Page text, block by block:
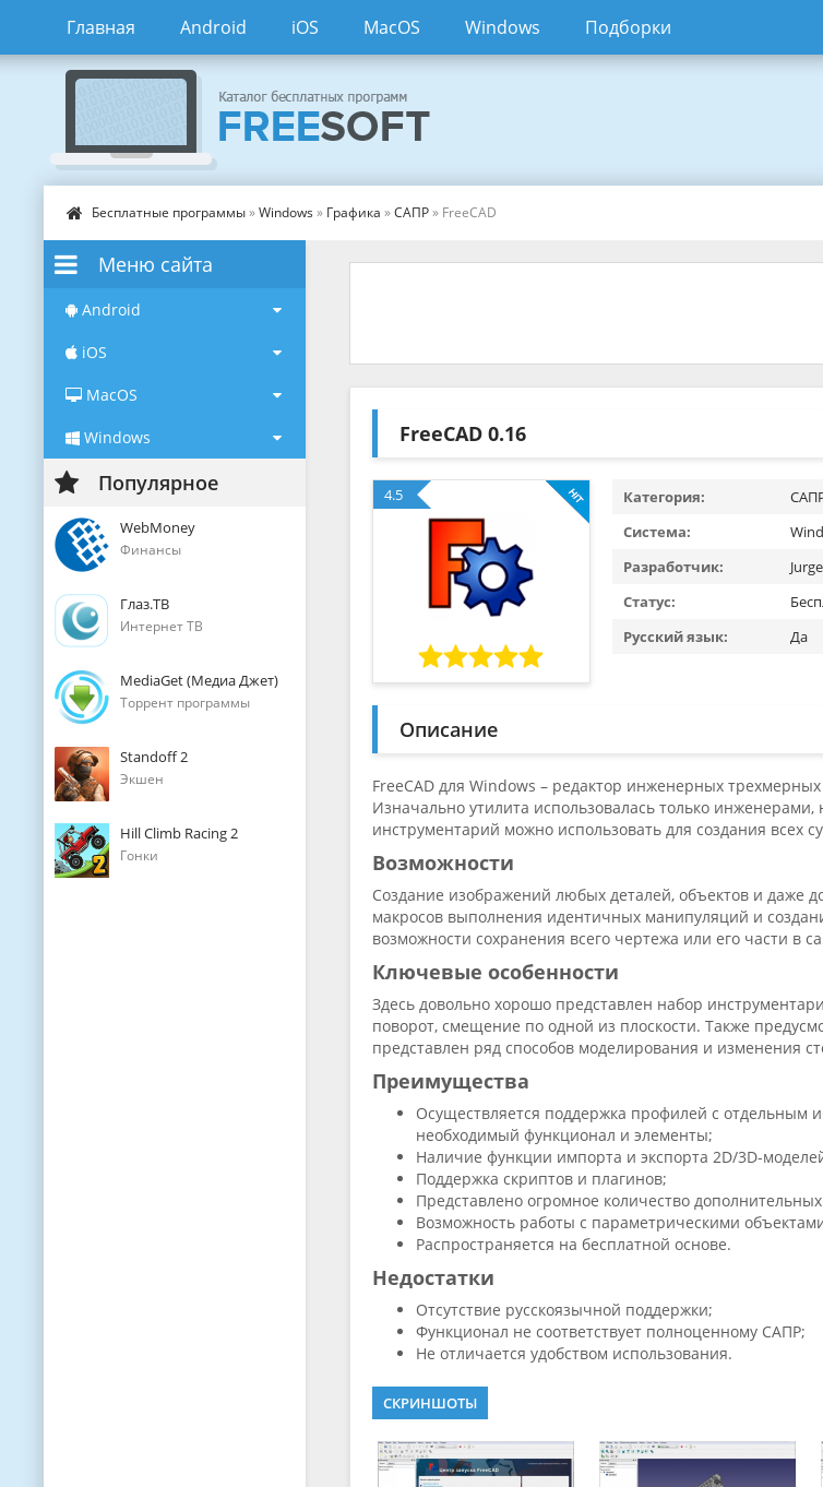
Главная Android iOS MacOS Windows Подборки
Бесплатные программы»Windows » Графика »САПР» FreeCAD
Меню сайта
Android
iOS
MacOS
Windows
Популярное
WebMoney
Финансы
Глаз.ТВ
Интернет ТВ
MediaGet (Медиа Джет)
Торрент программы
Standoff 2
Экшен
Hill Climb Racing 2
Гонки
FreeCAD 0.16
4.5 Категория:
Система:
Разработчик:
Статус:
Русский язык:
Да
Описание
FreeCAD для Windows – редактор инженерных
Изначально утилита использовалась только
инструментарий можно использовать для создания всех
Возможности
Создание изображений любых деталей, объектов и даже
макросов выполнения идентичных манипуляций и
возможности сохранения всего чертежа или его части в
Ключевые особенности
Здесь довольно хорошо представлен набор
поворот, смещение по одной из плоскости. Также
представлен ряд способов моделирования и изменения
Преимущества
Осуществляется поддержка профилей с отдельным
необходимый функционал и элементы;
Наличие функции импорта и экспорта 2D/3D-
Поддержка скриптов и плагинов;
Представлено огромное количество
Возможность работы с параметрическими
Распространяется на бесплатной основе.
Недостатки
Отсутствие русскоязычной поддержки;
Функционал не соответствует полноценному САПР;
Не отличается удобством использования.
СКРИНШОТЫ